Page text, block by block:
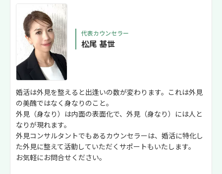
代表カウンセラー
松尾 基世
婚活は外見を整えると出逢いの数が変わります。これは外見
の美醜ではなく身なりのこと。
外見（身なり）は内面の表面化で、外見（身なり）には人と
なりが現れます。
外見コンサルタントでもあるカウンセラーは、婚活に特化し
た外見に整えて活動していただくサポートもいたします。
お気軽にお問合せください。